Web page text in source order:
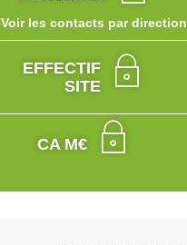
Voir les contacts par direction
EFFECTIF
SITE
CA M€